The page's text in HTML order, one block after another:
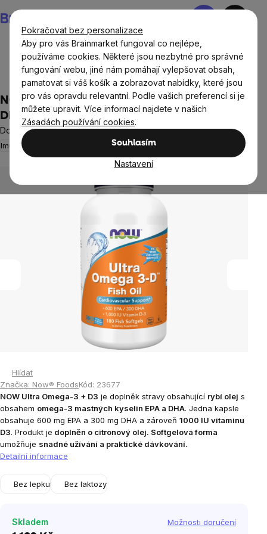
Pokračovat bez personalizace
Aby pro vás Brainmarket fungoval co nejlépe,
používáme cookies. Některé jsou nezbytné pro správné
fungování webu, jiné nám pomáhají vylepšovat obsah,
pamatovat si váš košík a zobrazovat nabídky, které jsou
pro vás opravdu relevantní. Podle vašich preferencí si je
můžete upravit. Více informací najdete v našich
Zásadách používání cookies.
Souhlasím
Nastavení
na
obsah
Nákupní
Doplňky stravy a výživa Tuky Omega 3
NOW Ultra omega-3 s vitamínem D, 300
DHA / 600 EPA, 180 softgel kapslí
Doplněk stravy
Imunita Srdce a cévy
hodnocení
je
hvězdiček.
Hlídat
Značka: Now® FoodsKód: 23677
NOW Ultra Omega-3 + D3 je doplněk stravy obsahující rybí olej s
obsahem omega-3 mastných kyselin EPA a DHA. Jedna kapsle
obsahuje 600 mg EPA a 300 mg DHA a zároveň 1000 IU vitaminu
D3. Produkt je doplněn o citronový olej. Softgelová forma
umožňuje snadné užívání a praktické dávkování.
Detailní informace
Bez lepku Bez laktozy
Skladem Možnosti doručení